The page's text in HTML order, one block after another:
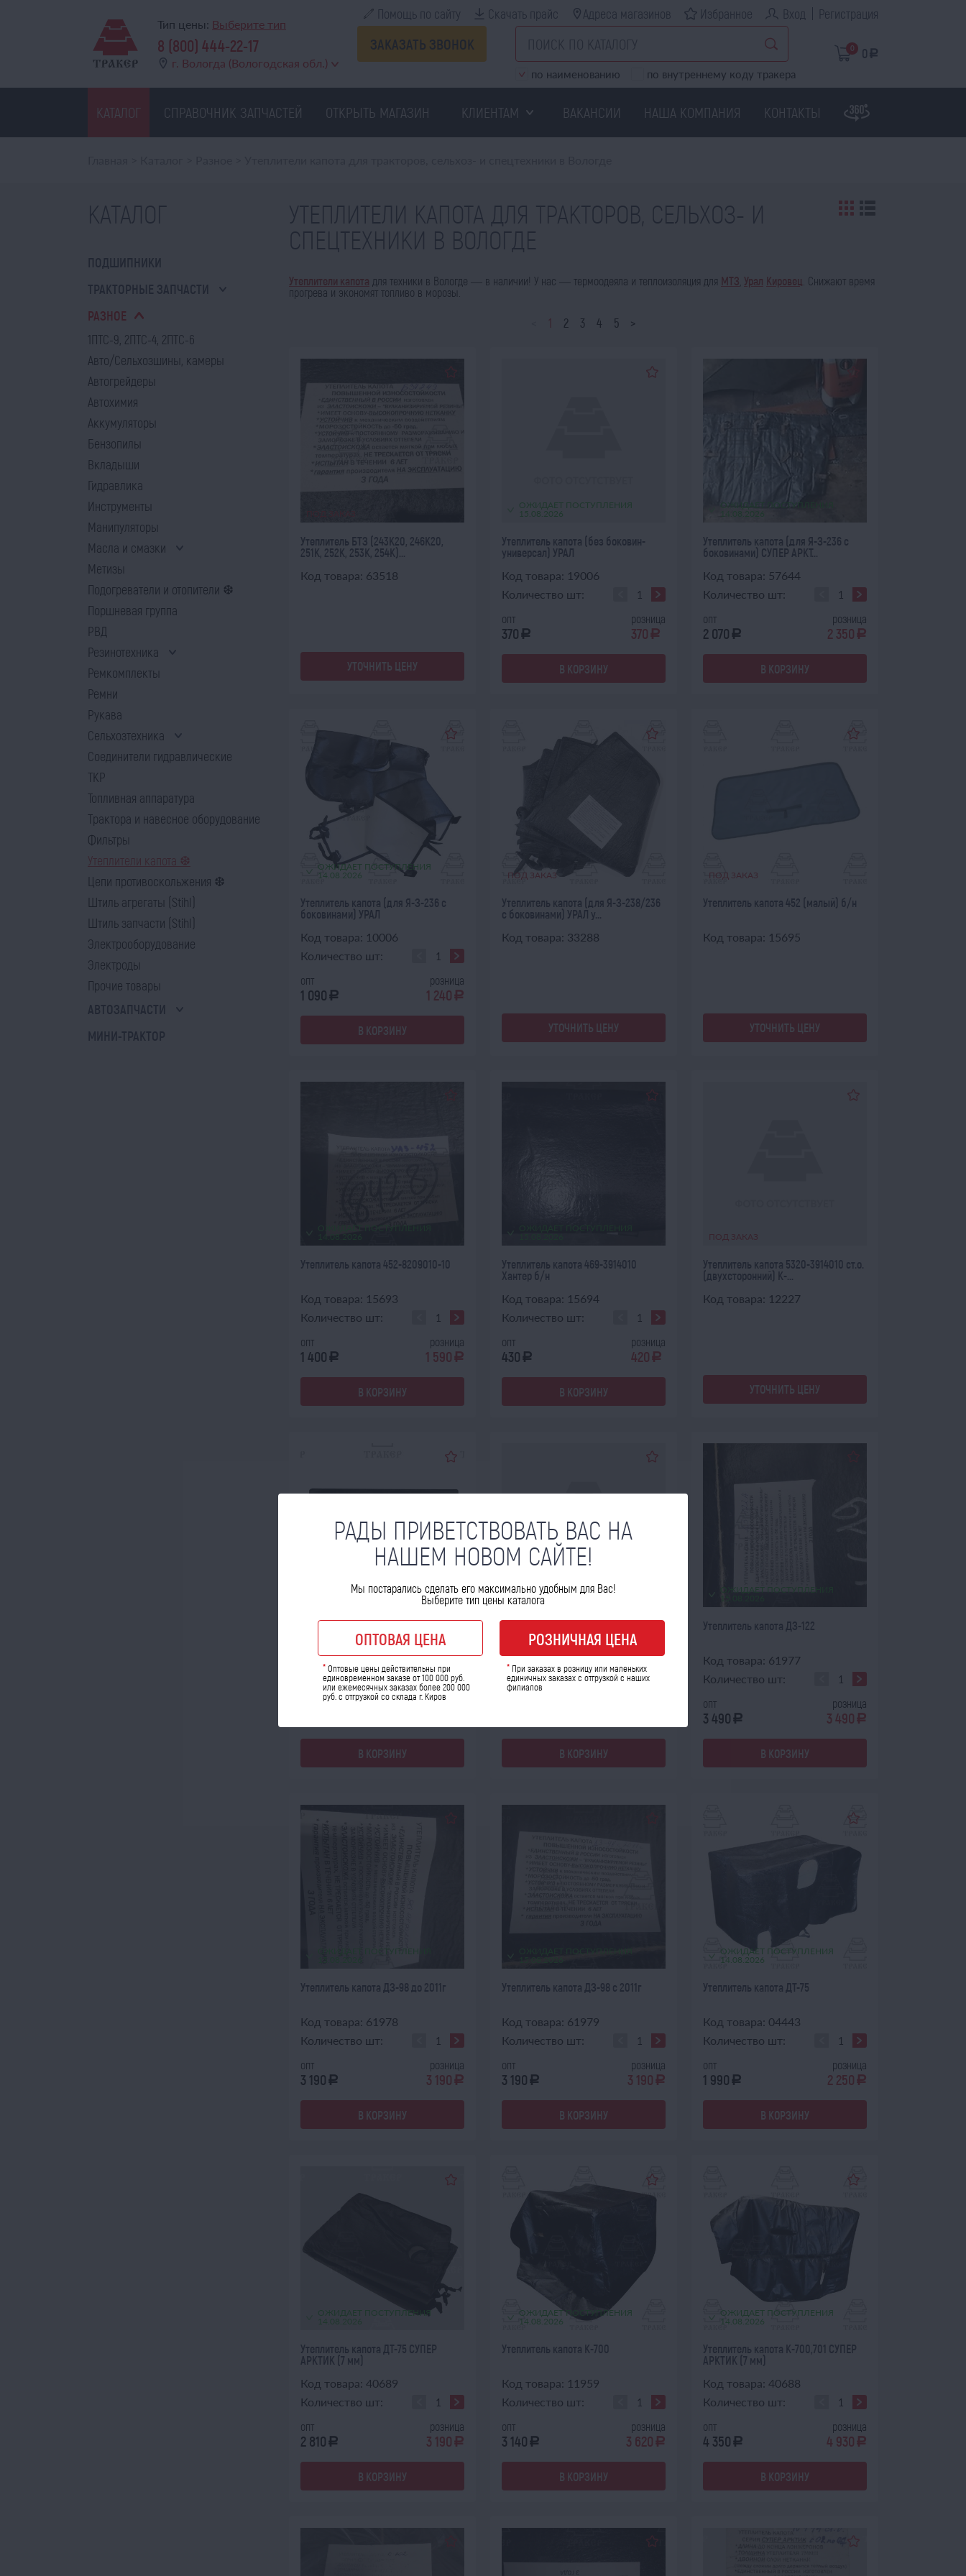
Тип цены: Выберите тип
8 (800) 444-22-17
г. Вологда (Вологодская обл.)
Помощь по сайту Скачать прайс Адреса магазинов Избранное Вход Регистрация
ЗАКАЗАТЬ ЗВОНОК
по наименованию по внутреннему коду тракера
0 0 a
КАТАЛОГ СПРАВОЧНИК ЗАПЧАСТЕЙ ОТКРЫТЬ МАГАЗИН КЛИЕНТАМ ВАКАНСИИ НАША КОМПАНИЯ КОНТАКТЫ
КАТАЛОГ
ПОДШИПНИКИ
ТРАКТОРНЫЕ ЗАПЧАСТИ
РАЗНОЕ
1ПТС-9, 2ПТС-4, 2ПТС-6
Авто/Сельхозшины, камеры
Автогрейдеры
Автохимия
Аккумуляторы
Бензопилы
Вкладыши
Гидравлика
Инструменты
Манипуляторы
Масла и смазки
Метизы
Подогреватели и отопители ❆
Поршневая группа
РВД
Резинотехника
Ремкомплекты
Ремни
Рукава
Сельхозтехника
Соединители гидравлические
ТКР
Топливная аппаратура
Трактора и навесное оборудование
Фильтры
Утеплители капота ❆
Цепи противоскольжения ❆
Штиль агрегаты (Stihl)
Штиль запчасти (Stihl)
Электрооборудование
Электроды
Прочие товары
АВТОЗАПЧАСТИ
МИНИ-ТРАКТОР
УТЕПЛИТЕЛИ КАПОТА ДЛЯ ТРАКТОРОВ, СЕЛЬХОЗ- И
СПЕЦТЕХНИКИ В ВОЛОГДЕ
Утеплители капота для техники в Вологде — в наличии! У нас — термоодеяла и теплоизоляция для МТЗ Урал Кировец . Снижают время
прогрева и экономят топливо в морозы.
1 2 3 4 5 >
Утеплитель БТЗ (243К20, 246К20,
251К, 252К, 253К, 254К)...
Код товара: 63518
УТОЧНИТЬ ЦЕНУ
ОЖИДАЕТ ПОСТУПЛЕНИЯ
15.08.2026
Утеплитель капота (без боковин-
универсал) УРАЛ
Код товара: 19006
Количество шт:
опт
370 a
розница
370 a
В КОРЗИНУ
ОЖИДАЕТ ПОСТУПЛЕНИЯ
14.08.2026
Утеплитель капота (для Я-З-236 с
боковинами) СУПЕР АРКТ...
Код товара: 57644
Количество шт:
опт
2 070 a
розница
2 350 a
В КОРЗИНУ
ОЖИДАЕТ ПОСТУПЛЕНИЯ
14.08.2026
Утеплитель капота (для Я-З-236 с
боковинами) УРАЛ
Код товара: 10006
Количество шт:
опт
1 090 a
розница
1 240 a
В КОРЗИНУ
ПОД ЗАКАЗ
Утеплитель капота (для Я-З-238/236
с боковинами) УРАЛ у...
Код товара: 33288
УТОЧНИТЬ ЦЕНУ
ПОД ЗАКАЗ
Утеплитель капота 452 (малый) б/н
Код товара: 15695
УТОЧНИТЬ ЦЕНУ
Утеплитель капота 452-8209010-10
Код товара: 15693
Количество шт:
опт
1 400 a
розница
1 590 a
В КОРЗИНУ
Утеплитель капота 469-3914010
Хантер б/н
Код товара: 15694
Количество шт:
опт
430 a
розница
420 a
В КОРЗИНУ
ПОД ЗАКАЗ
Утеплитель капота 5320-3914010 ст.о.
(двухсторонний) К-...
Код товара: 12227
УТОЧНИТЬ ЦЕНУ
ОЖИДАЕТ ПОСТУПЛЕНИЯ
Утеплитель капота 5320-3914010 ст.о.
Код товара: 09120
Количество шт:
розница
В КОРЗИНУ
ОЖИДАЕТ ПОСТУПЛЕНИЯ
14.08.2026
Утеплитель капота 53205-3914010 без
фар н.о. Евро К-З
Код товара: 09121
Количество шт:
В КОРЗИНУ
ОЖИДАЕТ ПОСТУПЛЕНИЯ
Утеплитель капота ДЗ-122
Код товара: 61977
Количество шт:
опт
3 490 a
розница
3 490 a
В КОРЗИНУ
ОЖИДАЕТ ПОСТУПЛЕНИЯ
Утеплитель капота ДЗ-98 до 2011г
Код товара: 61978
Количество шт:
опт
3 190 a
розница
3 190 a
В КОРЗИНУ
Утеплитель капота ДЗ-98 с 2011г
Код товара: 61979
Количество шт:
опт
3 190 a
розница
3 190 a
В КОРЗИНУ
ОЖИДАЕТ ПОСТУПЛЕНИЯ
14.08.2026
Утеплитель капота ДТ-75
Код товара: 04443
Количество шт:
опт
1 990 a
розница
2 250 a
В КОРЗИНУ
ОЖИДАЕТ ПОСТУПЛЕНИЯ
14.08.2026
Утеплитель капота ДТ-75 СУПЕР
АРКТИК (7 мм)
Код товара: 40689
Количество шт:
опт
2 810 a
розница
3 190 a
В КОРЗИНУ
ОЖИДАЕТ ПОСТУПЛЕНИЯ
14.08.2026
Утеплитель капота К-700
Код товара: 11959
Количество шт:
опт
3 140 a
розница
3 620 a
В КОРЗИНУ
ОЖИДАЕТ ПОСТУПЛЕНИЯ
14.08.2026
Утеплитель капота К-700,701 СУПЕР
АРКТИК (7 мм)
Код товара: 40688
Количество шт:
опт
4 350 a
розница
4 930 a
В КОРЗИНУ
РАДЫ ПРИВЕТСТВОВАТЬ ВАС НА
НАШЕМ НОВОМ САЙТЕ!
Мы постарались сделать его максимально удобным для Вас!
Выберите тип цены каталога
ОПТОВАЯ ЦЕНА
*Оптовые цены действительны при
единовременном заказе от 100 000 руб.
или ежемесячных заказах более 200 000
руб. с отгрузкой со склада г. Киров
РОЗНИЧНАЯ ЦЕНА
* При заказах в розницу или маленьких
единичных заказах с отгрузкой с наших
филиалов